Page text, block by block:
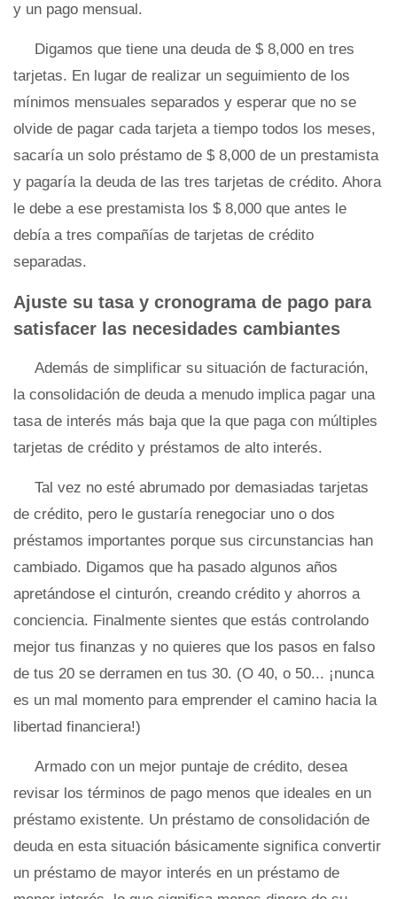
y un pago mensual.
Digamos que tiene una deuda de $ 8,000 en tres
tarjetas. En lugar de realizar un seguimiento de los
mínimos mensuales separados y esperar que no se
olvide de pagar cada tarjeta a tiempo todos los meses,
sacaría un solo préstamo de $ 8,000 de un prestamista
y pagaría la deuda de las tres tarjetas de crédito. Ahora
le debe a ese prestamista los $ 8,000 que antes le
debía a tres compañías de tarjetas de crédito
separadas.
Ajuste su tasa y cronograma de pago para
satisfacer las necesidades cambiantes
Además de simplificar su situación de facturación,
la consolidación de deuda a menudo implica pagar una
tasa de interés más baja que la que paga con múltiples
tarjetas de crédito y préstamos de alto interés.
Tal vez no esté abrumado por demasiadas tarjetas
de crédito, pero le gustaría renegociar uno o dos
préstamos importantes porque sus circunstancias han
cambiado. Digamos que ha pasado algunos años
apretándose el cinturón, creando crédito y ahorros a
conciencia. Finalmente sientes que estás controlando
mejor tus finanzas y no quieres que los pasos en falso
de tus 20 se derramen en tus 30. (O 40, o 50... ¡nunca
es un mal momento para emprender el camino hacia la
libertad financiera!)
Armado con un mejor puntaje de crédito, desea
revisar los términos de pago menos que ideales en un
préstamo existente. Un préstamo de consolidación de
deuda en esta situación básicamente significa convertir
un préstamo de mayor interés en un préstamo de